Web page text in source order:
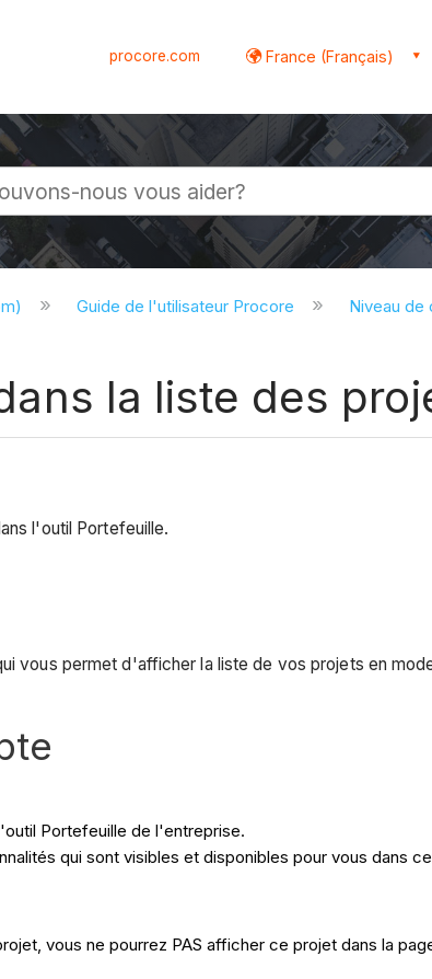
procore.com France (Français)
Guide de l'utilisateur Procore Niveau de
la liste des
l'outil Portefeuille.
vous permet d'afficher la liste de vos projets en
Portefeuille de l'entreprise.
qui sont visibles et disponibles pour vous dans
vous ne pourrez PAS afficher ce projet dans la